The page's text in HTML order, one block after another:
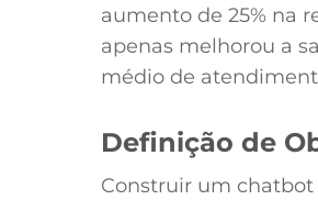
aumento de 25% na
apenas melhorou a
médio de
Definição de
Construir um